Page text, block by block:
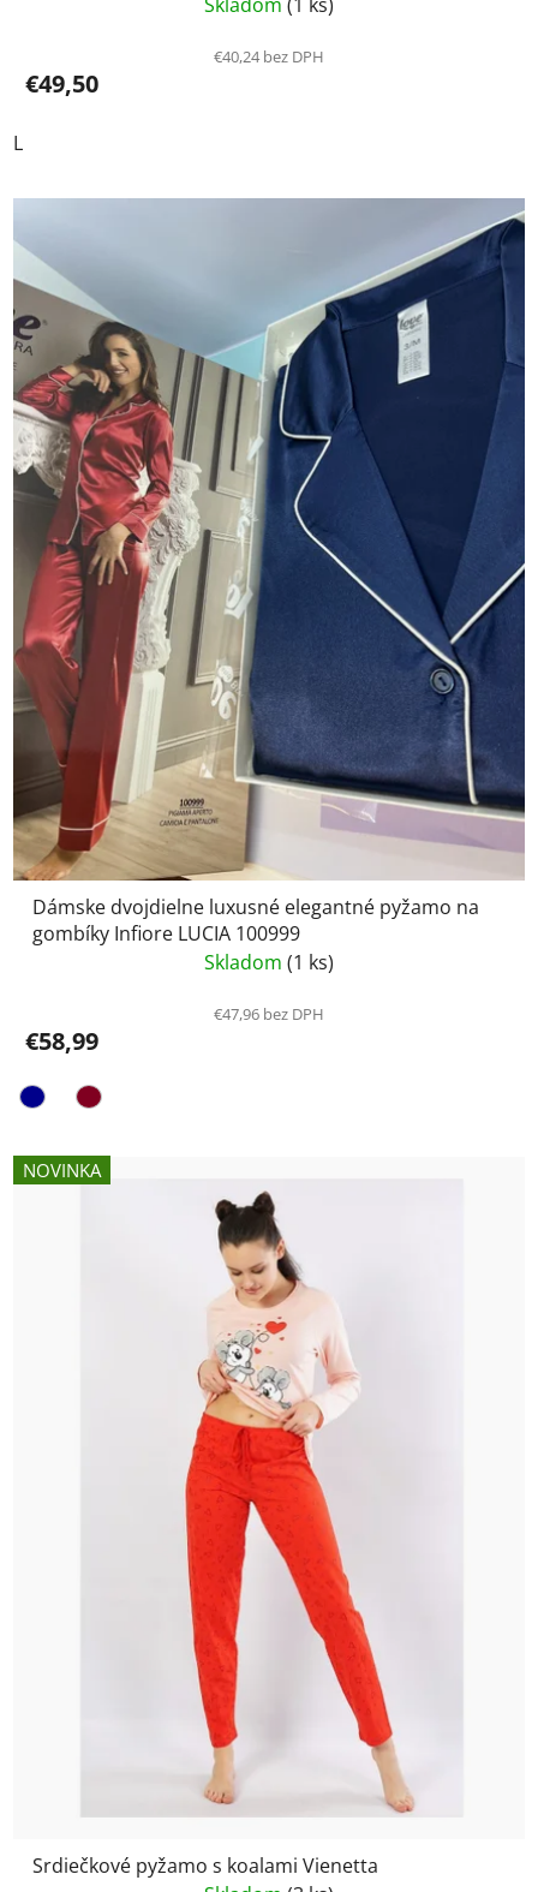
€40,24 bez DPH
€49,50
L
Dámske dvojdielne luxusné elegantné pyžamo na
gombíky Infiore LUCIA 100999
Skladom (1 ks)
€47,96 bez DPH
€58,99
NOVINKA
Srdiečkové pyžamo s koalami Vienetta